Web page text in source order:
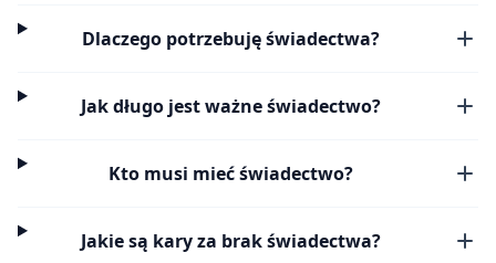
Dlaczego potrzebuję świadectwa?
Jak długo jest ważne świadectwo?
Kto musi mieć świadectwo?
Jakie są kary za brak świadectwa?